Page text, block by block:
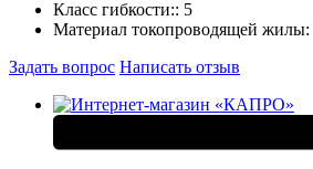
Класс гибкости:: 5
Материал токопроводящей жилы:
Задать вопрос Написать отзыв